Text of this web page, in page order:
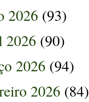
2026 (93)
2026 (90)
2026 (94)
2026 (84)